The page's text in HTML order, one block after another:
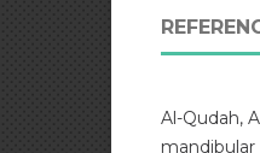
Al-Qudah,